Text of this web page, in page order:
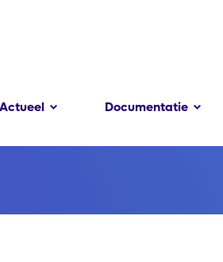
Actueel Documentatie